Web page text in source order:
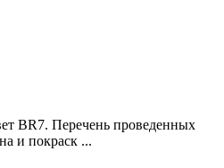
BR7. Перечень проведенных
и покраск ...